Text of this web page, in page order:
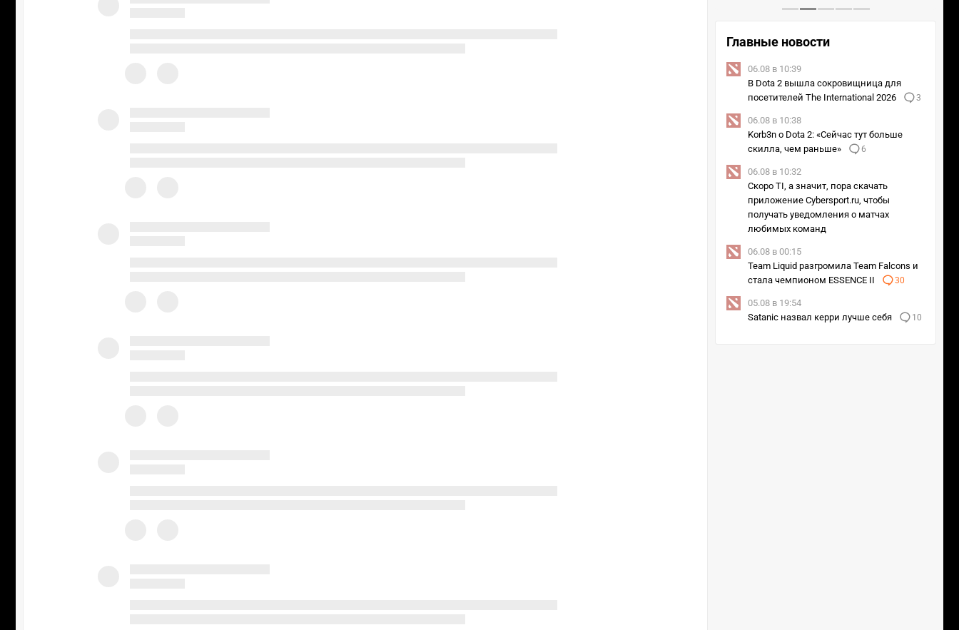
Главные новости
06.08 в 10:39
В Dota 2 вышла сокровищница для
посетителей The International 2026
3
06.08 в 10:38
Korb3n о Dota 2: «Сейчас тут больше
скилла, чем раньше»
6
06.08 в 10:32
Скоро TI, а значит, пора скачать
приложение Cybersport.ru, чтобы
получать уведомления о матчах
любимых команд
06.08 в 00:15
Team Liquid разгромила Team Falcons и
стала чемпионом ESSENCE II
30
05.08 в 19:54
Satanic назвал керри лучше себя
10